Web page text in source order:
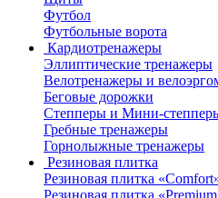
Футбол
Футбольные ворота
Кардиотренажеры
Эллиптические тренажеры
Велотренажеры и
Беговые дорожки
Степперы и Мини-
Гребные тренажеры
Горнолыжные тренажеры
Резиновая плитка
Резиновая плитка
Резиновая плитка